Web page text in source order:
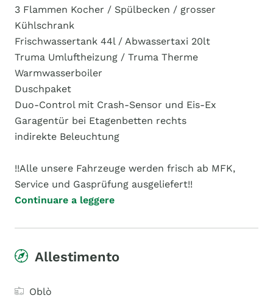
3 Flammen Kocher / Spülbecken / grosser
Kühlschrank
Frischwassertank 44l / Abwassertaxi 20lt
Truma Umluftheizung / Truma Therme
Warmwasserboiler
Duschpaket
Duo-Control mit Crash-Sensor und Eis-Ex
Garagentür bei Etagenbetten rechts
indirekte Beleuchtung
!!Alle unsere Fahrzeuge werden frisch ab MFK,
Service und Gasprüfung ausgeliefert!!
Continuare a leggere
Allestimento
Oblò